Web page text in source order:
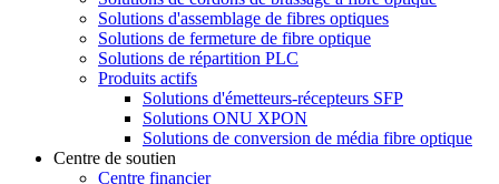
Solutions d'assemblage de fibres optiques
Solutions de fermeture de fibre optique
Solutions de répartition PLC
Produits actifs
Solutions d'émetteurs-récepteurs SFP
Solutions ONU XPON
Solutions de conversion de média fibre optique
Centre de soutien
Centre financier